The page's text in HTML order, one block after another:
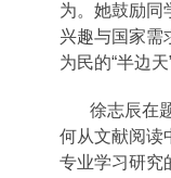
为。她鼓励同
兴趣与国家需
为民的“半边天”
徐志辰在
何从文献阅读
专业学习研究